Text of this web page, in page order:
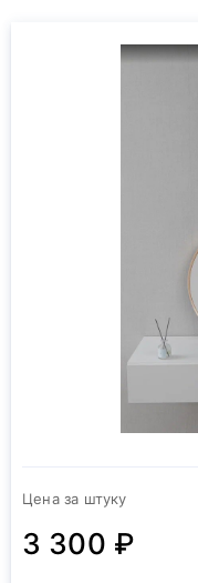
Цена за штуку
3 300 ₽